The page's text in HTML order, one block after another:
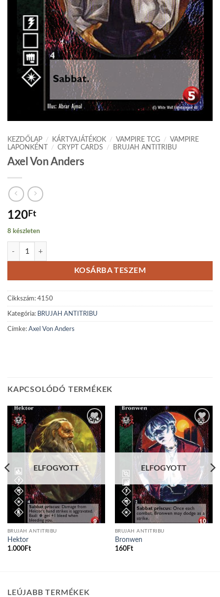
KEZDŐLAP / KÁRTYAJÁTÉKOK / VAMPIRE TCG /
VAMPIRE
LAPONKÉNT
/ CRYPT CARDS / BRUJAH ANTITRIBU
Axel Von Anders
120Ft
8 készleten
Axel Von Anders mennyiség
KOSÁRBA TESZEM
Cikkszám: 4150
Kategória: BRUJAH ANTITRIBU
Címke: Axel Von Anders
KAPCSOLÓDÓ TERMÉKEK
Add to
wishlist
ELFOGYOTT
BRUJAH ANTITRIBU
Hektor
1.000Ft
Add to
wishlist
ELFOGYOTT
BRUJAH ANTITRIBU
Bronwen
160Ft
LEÚJABB TERMÉKEK